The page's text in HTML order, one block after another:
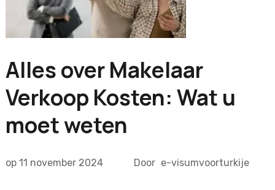
Alles over Makelaar
Verkoop Kosten: Wat u
moet weten
op 11 november 2024 Door e-visumvoorturkije